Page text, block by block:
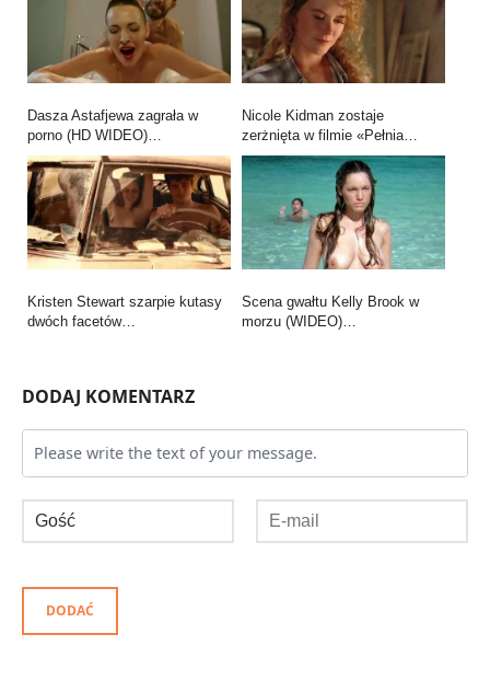
Dasza Astafjewa zagrała w
porno (HD WIDEO)…
Nicole Kidman zostaje
zerżnięta w filmie «Pełnia…
Kristen Stewart szarpie kutasy
dwóch facetów…
Scena gwałtu Kelly Brook w
morzu (WIDEO)…
DODAJ KOMENTARZ
DODAĆ